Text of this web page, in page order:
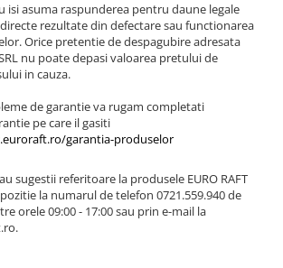
isi asuma raspunderea pentru daune legale
rezultate din defectare sau functionarea
Orice pretentie de despagubire adresata
nu poate depasi valoarea pretului de
in cauza.
de garantie va rugam completati
pe care il gasiti
garantia-produselor
sugestii referitoare la produsele EURO RAFT
la numarul de telefon 0721.559.940 de
orele 09:00 - 17:00 sau prin e-mail la